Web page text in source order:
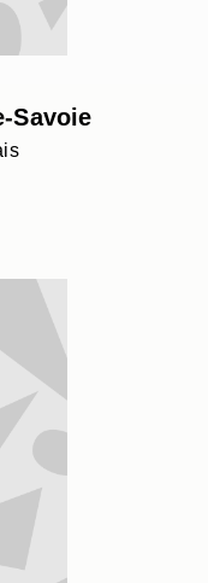
Savoie